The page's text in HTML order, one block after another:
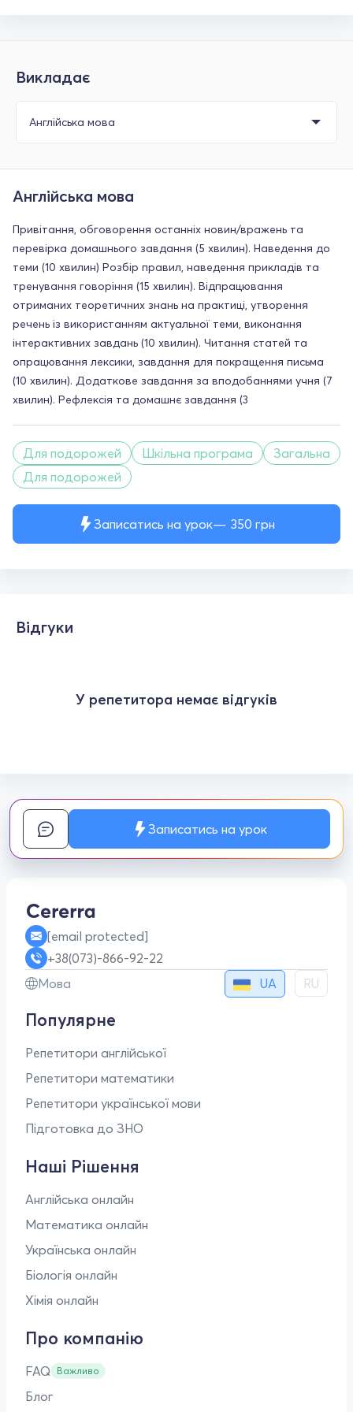
Викладає
Записатись на урок 350 грн
Англійська мова
Привітання, обговорення останніх новин/вражень та
перевірка домашнього завдання (5 хвилин). Наведення до
теми (10 хвилин) Розбір правил, наведення прикладів та
тренування говоріння (15 хвилин). Відпрацювання
отриманих теоретичних знань на практиці, утворення
речень із використанням актуальної теми, виконання
інтерактивних завдань (10 хвилин). Читання статей та
опрацювання лексики, завдання для покращення письма
(10 хвилин). Додаткове завдання за вподобаннями учня (7
хвилин). Рефлексія та домашнє завдання (3
Для подорожей Шкільна програма
Загальна
Для подорожей
Відгуки
У репетитора немає відгуків
Записатись на урок
[email protected]
+38(073)-866-92-22
Мова
UA RU
Популярне
Репетитори англійської
Репетитори математики
Репетитори української мови
Підготовка до ЗНО
Наші Рішення
Англійська онлайн
Математика онлайн
Українська онлайн
Біологія онлайн
Хімія онлайн
Про компанію
FAQ Важливо
Блог